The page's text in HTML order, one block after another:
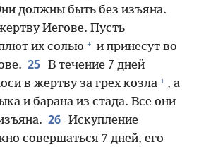
должны быть без изъяна.
Иегове. Пусть
их солью + и принесут во
25 В течение 7 дней
в жертву за грех козла + , а
и барана из стада. Все они
26 Искупление
совершаться 7 дней, его